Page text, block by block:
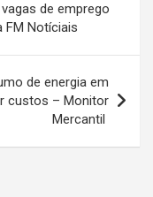
de emprego
FM Notíciais
de energia em
custos – Monitor
Mercantil